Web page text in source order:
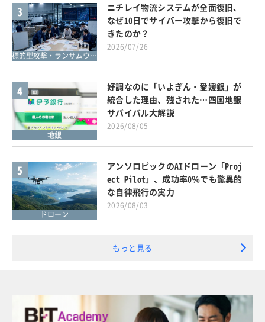
3
標的型攻撃・ランサムウェア対策
ニチレイ物流システムが全面復旧、
なぜ10日でサイバー攻撃から復旧で
きたのか？
2026/07/26
4
地銀
好調なのに「いよぎん・愛媛銀」が
統合した理由、残された…四国地銀
サバイバル大解説
2026/08/05
5
ドローン
アンソロピックのAIドローン「Proj
ect Pilot」、成功率0％でも驚異的
な自律飛行の実力
2026/08/03
もっと見る